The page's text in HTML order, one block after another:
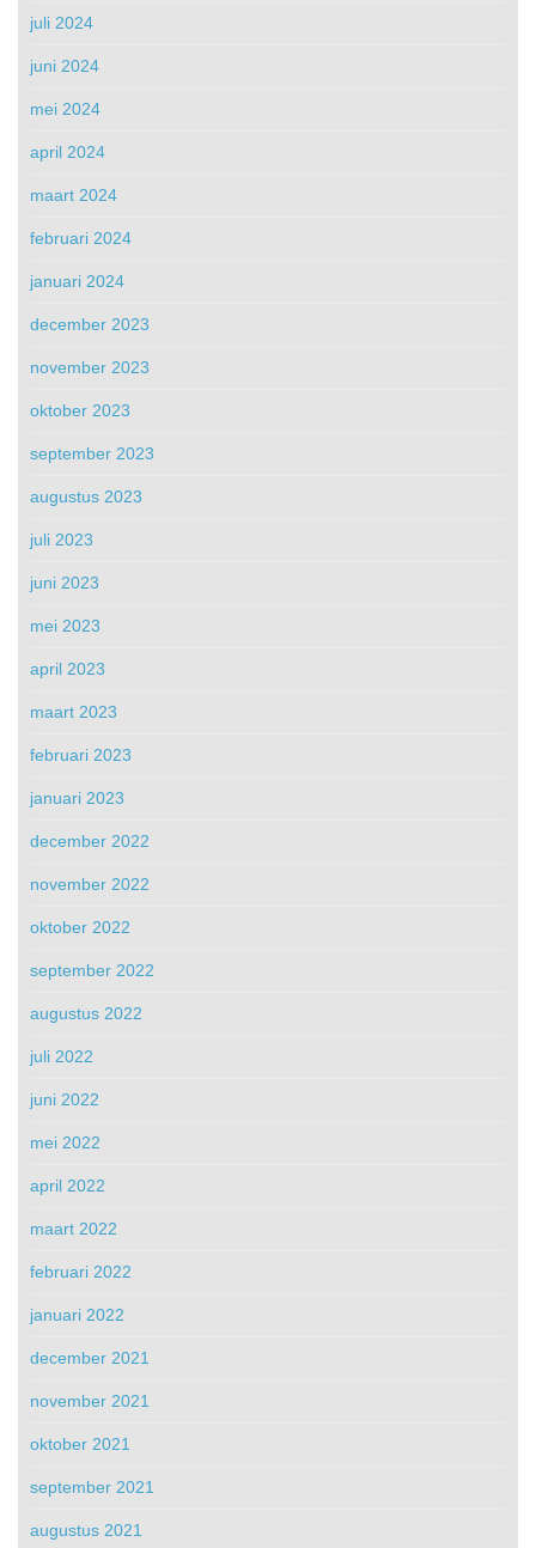
juli 2024
juni 2024
mei 2024
april 2024
maart 2024
februari 2024
januari 2024
december 2023
november 2023
oktober 2023
september 2023
augustus 2023
juli 2023
juni 2023
mei 2023
april 2023
maart 2023
februari 2023
januari 2023
december 2022
november 2022
oktober 2022
september 2022
augustus 2022
juli 2022
juni 2022
mei 2022
april 2022
maart 2022
februari 2022
januari 2022
december 2021
november 2021
oktober 2021
september 2021
augustus 2021